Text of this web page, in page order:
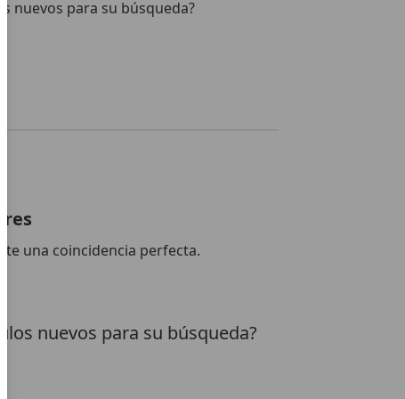
nuevos para su búsqueda?
una coincidencia perfecta.
nuevos para su búsqueda?